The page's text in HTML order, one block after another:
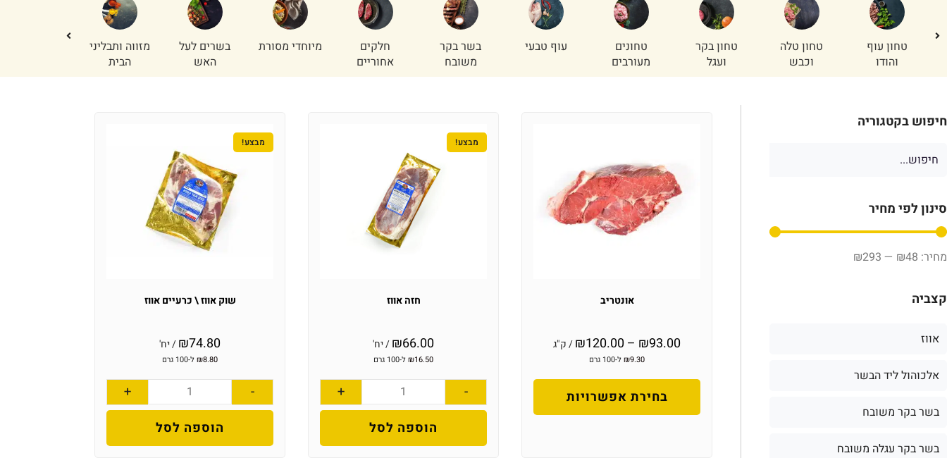
טחון עוף
והודו
טחון טלה
וכבש
טחון בקר
ועגל
טחונים
מעורבים
עוף טבעי
בשר בקר
משובח
חלקים
אחוריים
מיוחדי מסורת
בשרים לעל
האש
מזווה ותבליני
הבית
חיפוש בקטגוריה
סינון לפי מחיר
₪48
—
₪293
קצביה
אווז
אלכוהול ליד הבשר
בשר בקר משובח
בשר בקר עגלה משובח
אונטריב
₪93.00
–
₪120.00 / ק"ג
₪9.30 ל-100 גרם
בחירת אפשרויות
מבצע!
חזה אווז
₪66.00 / יח'
₪16.50 ל-100 גרם
-
+
הוספה לסל
מבצע!
שוק אווז \ כרעיים אווז
₪74.80 / יח'
₪8.80 ל-100 גרם
-
+
הוספה לסל